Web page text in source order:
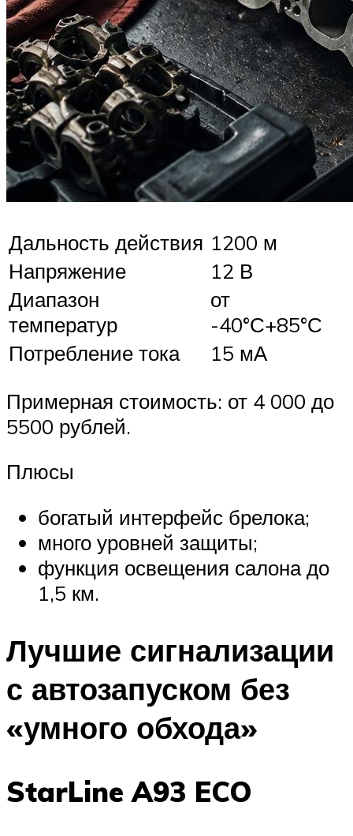
Дальность действия 1200 м
Напряжение
12 В
Диапазон
температур
от
-40°С+85°С
Потребление тока
15 мА
Примерная стоимость: от 4 000 до
5500 рублей.
Плюсы
богатый интерфейс брелока;
много уровней защиты;
функция освещения салона до
1,5 км.
Лучшие сигнализации
с автозапуском без
«умного обхода»
StarLine A93 ECO